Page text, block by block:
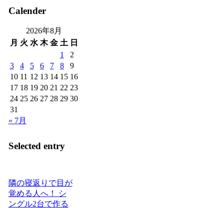
Calender
2026年8月
月 火 水 木 金 土 日
1
2
3
4 5 6 7 8
9
10 11 12 13 14 15 16
17 18 19 20 21 22 23
24 25 26 27 28 29 30
31
« 7月
Selected entry
隣の寝返りで目が
覚める人へ！ シ
ングル2台で作る